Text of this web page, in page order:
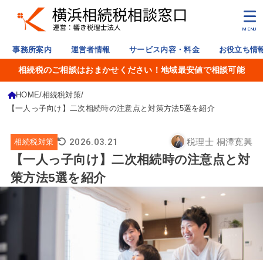
事務所案内 運営者情報 サービス内容・料金 お役立ち情
MENU
相続税のご相談はおまかせください！地域最安値で相談可能
HOME 相続税対策
【一人っ子向け】二次相続時の注意点と対策方法5選を紹介
相続税対策 2026.03.21 税理士 桐澤寛興
【一人っ子向け】二次相続時の注意点と対
策方法5選を紹介